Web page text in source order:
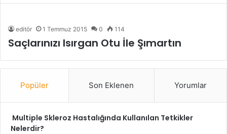
editör 1 Temmuz 2015 0 114
Saçlarınızı Isırgan Otu İle Şımartın
Popüler Son Eklenen Yorumlar
Multiple Skleroz Hastalığında Kullanılan Tetkikler
Nelerdir?